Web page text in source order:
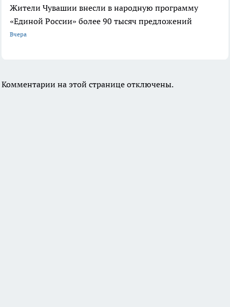
Жители Чувашии внесли в народную программу
«Единой России» более 90 тысяч предложений
Вчера
Комментарии на этой странице отключены.